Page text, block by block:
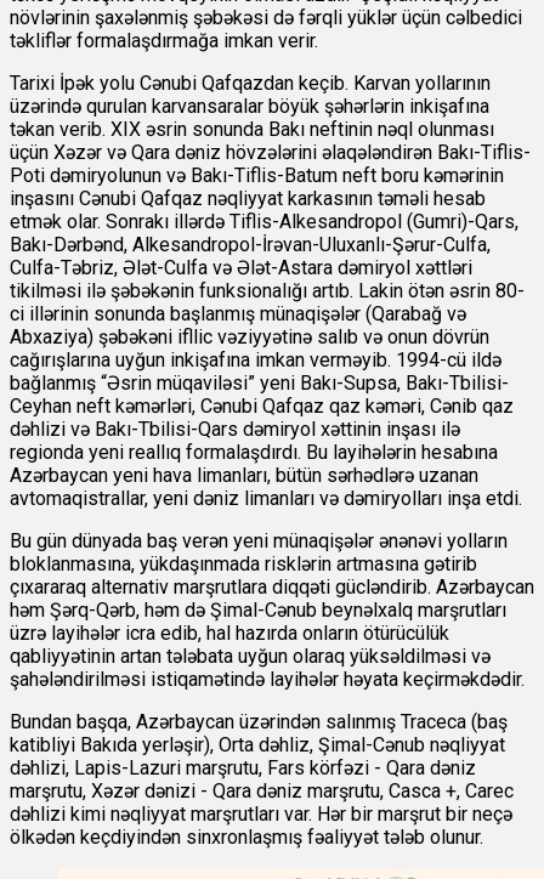
növlərinin şaxələnmiş şəbəkəsi də fərqli yüklər üçün cəlbedici
təkliflər formalaşdırmağa imkan verir.
Tarixi İpək yolu Cənubi Qafqazdan keçib. Karvan yollarının
üzərində qurulan karvansaralar böyük şəhərlərin inkişafına
təkan verib. XIX əsrin sonunda Bakı neftinin nəql olunması
üçün Xəzər və Qara dəniz hövzələrini əlaqələndirən Bakı-Tiflis-
Poti dəmiryolunun və Bakı-Tiflis-Batum neft boru kəmərinin
inşasını Cənubi Qafqaz nəqliyyat karkasının təməli hesab
etmək olar. Sonrakı illərdə Tiflis-Alkesandropol (Gumri)-Qars,
Bakı-Dərbənd, Alkesandropol-İrəvan-Uluxanlı-Şərur-Culfa,
Culfa-Təbriz, Ələt-Culfa və Ələt-Astara dəmiryol xəttləri
tikilməsi ilə şəbəkənin funksionalığı artıb. Lakin ötən əsrin 80-
ci illərinin sonunda başlanmış münaqişələr (Qarabağ və
Abxaziya) şəbəkəni ifllic vəziyyətinə salıb və onun dövrün
cağırışlarına uyğun inkişafına imkan verməyib. 1994-cü ildə
bağlanmış “Əsrin müqaviləsi” yeni Bakı-Supsa, Bakı-Tbilisi-
Ceyhan neft kəmərləri, Cənubi Qafqaz qaz kəməri, Cənib qaz
dəhlizi və Bakı-Tbilisi-Qars dəmiryol xəttinin inşası ilə
regionda yeni reallıq formalaşdırdı. Bu layihələrin hesabına
Azərbaycan yeni hava limanları, bütün sərhədlərə uzanan
avtomaqistrallar, yeni dəniz limanları və dəmiryolları inşa etdi.
Bu gün dünyada baş verən yeni münaqişələr ənənəvi yolların
bloklanmasına, yükdaşınmada risklərin artmasına gətirib
çıxararaq alternativ marşrutlara diqqəti gücləndirib. Azərbaycan
həm Şərq-Qərb, həm də Şimal-Cənub beynəlxalq marşrutları
üzrə layihələr icra edib, hal hazırda onların ötürücülük
qabliyyətinin artan tələbata uyğun olaraq yüksəldilməsi və
şahələndirilməsi istiqamətində layihələr həyata keçirməkdədir.
Bundan başqa, Azərbaycan üzərindən salınmış Traceca (baş
katibliyi Bakıda yerləşir), Orta dəhliz, Şimal-Cənub nəqliyyat
dəhlizi, Lapis-Lazuri marşrutu, Fars körfəzi - Qara dəniz
marşrutu, Xəzər dənizi - Qara dəniz marşrutu, Casca +, Carec
dəhlizi kimi nəqliyyat marşrutları var. Hər bir marşrut bir neçə
ölkədən keçdiyindən sinxronlaşmış fəaliyyət tələb olunur.